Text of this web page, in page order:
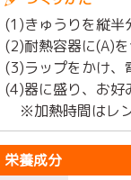
(1)きゅうりを縦半
(2)耐熱容器に(A)
(3)ラップをかけ
(4)器に盛り、お好
※加熱時間はレ
栄養成分